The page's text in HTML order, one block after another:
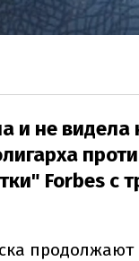
и не видела
Forbes с